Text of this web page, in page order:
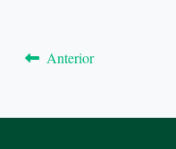
Anterior